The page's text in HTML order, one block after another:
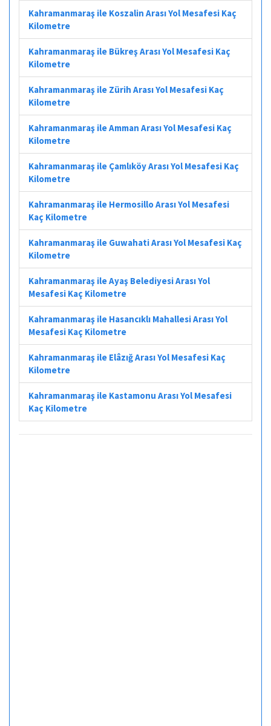
Kahramanmaraş ile Koszalin Arası Yol Mesafesi Kaç
Kilometre
Kahramanmaraş ile Bükreş Arası Yol Mesafesi Kaç
Kilometre
Kahramanmaraş ile Zürih Arası Yol Mesafesi Kaç
Kilometre
Kahramanmaraş ile Amman Arası Yol Mesafesi Kaç
Kilometre
Kahramanmaraş ile Çamlıköy Arası Yol Mesafesi Kaç
Kilometre
Kahramanmaraş ile Hermosillo Arası Yol Mesafesi
Kaç Kilometre
Kahramanmaraş ile Guwahati Arası Yol Mesafesi Kaç
Kilometre
Kahramanmaraş ile Ayaş Belediyesi Arası Yol
Mesafesi Kaç Kilometre
Kahramanmaraş ile Hasancıklı Mahallesi Arası Yol
Mesafesi Kaç Kilometre
Kahramanmaraş ile Elâzığ Arası Yol Mesafesi Kaç
Kilometre
Kahramanmaraş ile Kastamonu Arası Yol Mesafesi
Kaç Kilometre